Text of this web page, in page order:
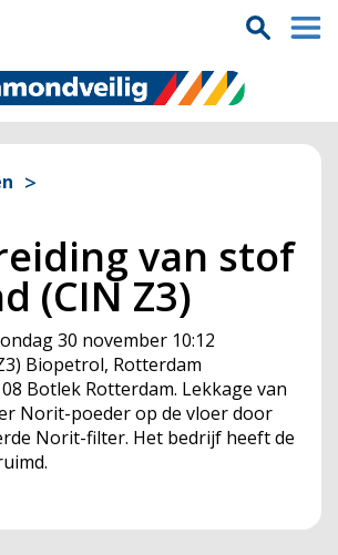
van stof
(CIN Z3)
30 november 10:12
Biopetrol, Rotterdam
Botlek Rotterdam. Lekkage van
Norit-poeder op de vloer door
Norit-filter. Het bedrijf heeft de